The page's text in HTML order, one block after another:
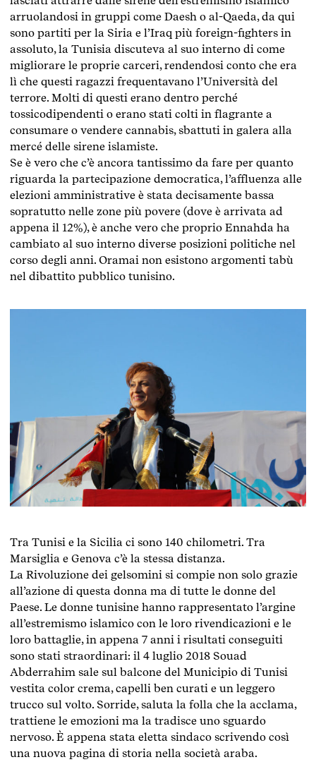
arruolandosi in gruppi come Daesh o al-Qaeda, da qui
sono partiti per la Siria e l’Iraq più foreign-fighters in
assoluto, la Tunisia discuteva al suo interno di come
migliorare le proprie carceri, rendendosi conto che era
lì che questi ragazzi frequentavano l’Università del
terrore. Molti di questi erano dentro perché
tossicodipendenti o erano stati colti in flagrante a
consumare o vendere cannabis, sbattuti in galera alla
mercé delle sirene islamiste.
Se è vero che c’è ancora tantissimo da fare per quanto
riguarda la partecipazione democratica, l’affluenza alle
elezioni amministrative è stata decisamente bassa
sopratutto nelle zone più povere (dove è arrivata ad
appena il 12%), è anche vero che proprio Ennahda ha
cambiato al suo interno diverse posizioni politiche nel
corso degli anni. Oramai non esistono argomenti tabù
nel dibattito pubblico tunisino.
Tra Tunisi e la Sicilia ci sono 140 chilometri. Tra
Marsiglia e Genova c’è la stessa distanza.
La Rivoluzione dei gelsomini si compie non solo grazie
all’azione di questa donna ma di tutte le donne del
Paese. Le donne tunisine hanno rappresentato l’argine
all’estremismo islamico con le loro rivendicazioni e le
loro battaglie, in appena 7 anni i risultati conseguiti
sono stati straordinari: il 4 luglio 2018 Souad
Abderrahim sale sul balcone del Municipio di Tunisi
vestita color crema, capelli ben curati e un leggero
trucco sul volto. Sorride, saluta la folla che la acclama,
trattiene le emozioni ma la tradisce uno sguardo
nervoso. È appena stata eletta sindaco scrivendo così
una nuova pagina di storia nella società araba.